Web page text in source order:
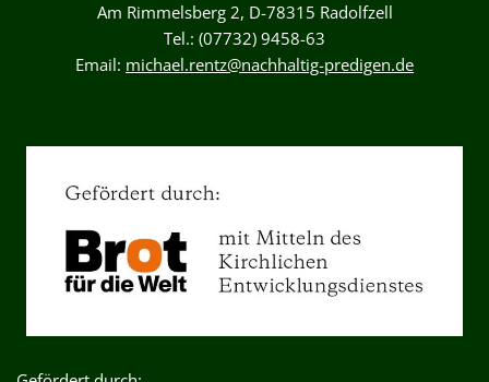
Am Rimmelsberg 2, D-78315 Radolfzell
Tel.: (07732) 9458-63
Email: michael.rentz@nachhaltig-predigen.de